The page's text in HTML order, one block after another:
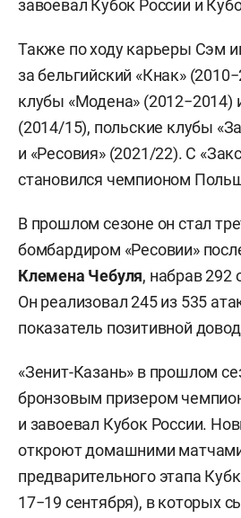
завоевал Кубок России и
Также по ходу карьеры Сэм
за бельгийский «Кнак»
клубы «Модена» (2012−2014)
(2014/15), польские клубы
и «Ресовия» (2021/22). С
становился чемпионом
В прошлом сезоне он стал
бомбардиром «Ресовии»
Клемена Чебуля, набрав 292
Он реализовал 245 из 535
показатель позитивной
«Зенит-Казань» в прошлом
бронзовым призером
и завоевал Кубок России.
откроют домашними
предварительного этапа
17−19 сентября), в которых